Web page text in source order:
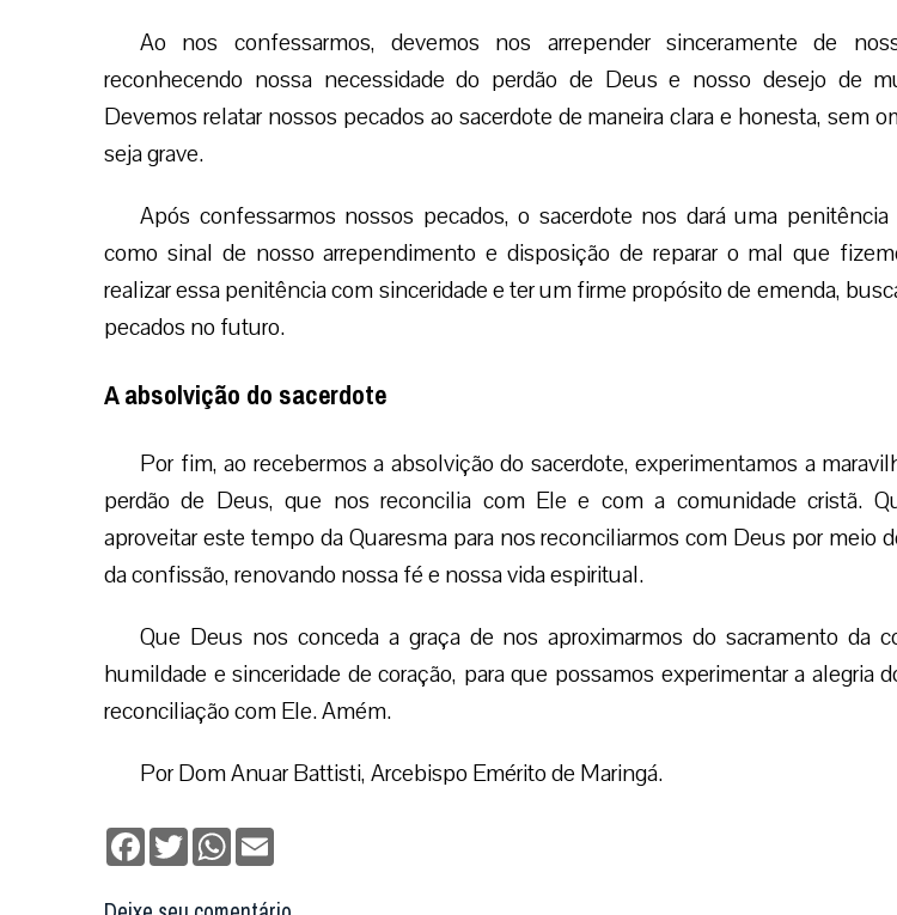
Ao nos confessarmos, devemos nos arrepender sinceramente de
reconhecendo nossa necessidade do perdão de Deus e nosso desejo de
Devemos relatar nossos pecados ao sacerdote de maneira clara e honesta, sem
seja grave.
Após confessarmos nossos pecados, o sacerdote nos dará uma penitência
como sinal de nosso arrependimento e disposição de reparar o mal que
realizar essa penitência com sinceridade e ter um firme propósito de emenda,
pecados no futuro.
A absolvição do sacerdote
Por fim, ao recebermos a absolvição do sacerdote, experimentamos a
perdão de Deus, que nos reconcilia com Ele e com a comunidade cristã.
aproveitar este tempo da Quaresma para nos reconciliarmos com Deus por meio
da confissão, renovando nossa fé e nossa vida espiritual.
Que Deus nos conceda a graça de nos aproximarmos do sacramento da
humildade e sinceridade de coração, para que possamos experimentar a alegria
reconciliação com Ele. Amém.
Por Dom Anuar Battisti, Arcebispo Emérito de Maringá.
Facebook
TwitterWhatsApp